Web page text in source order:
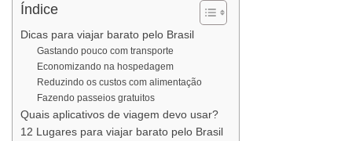
Índice
Dicas para viajar barato pelo Brasil
Gastando pouco com transporte
Economizando na hospedagem
Reduzindo os custos com alimentação
Fazendo passeios gratuitos
Quais aplicativos de viagem devo usar?
12 Lugares para viajar barato pelo Brasil